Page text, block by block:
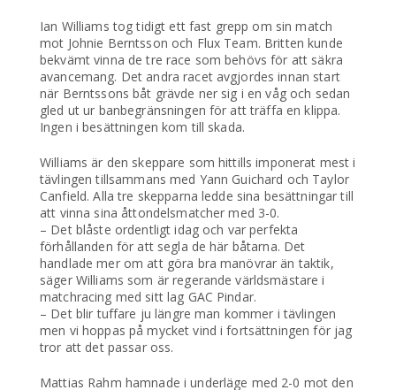
Ian Williams tog tidigt ett fast grepp om sin match
mot Johnie Berntsson och Flux Team. Britten kunde
bekvämt vinna de tre race som behövs för att säkra
avancemang. Det andra racet avgjordes innan start
när Berntssons båt grävde ner sig i en våg och sedan
gled ut ur banbegränsningen för att träffa en klippa.
Ingen i besättningen kom till skada.
Williams är den skeppare som hittills imponerat mest i
tävlingen tillsammans med Yann Guichard och Taylor
Canfield. Alla tre skepparna ledde sina besättningar till
att vinna sina åttondelsmatcher med 3-0.
– Det blåste ordentligt idag och var perfekta
förhållanden för att segla de här båtarna. Det
handlade mer om att göra bra manövrar än taktik,
säger Williams som är regerande världsmästare i
matchracing med sitt lag GAC Pindar.
– Det blir tuffare ju längre man kommer i tävlingen
men vi hoppas på mycket vind i fortsättningen för jag
tror att det passar oss.
Mattias Rahm hamnade i underläge med 2-0 mot den